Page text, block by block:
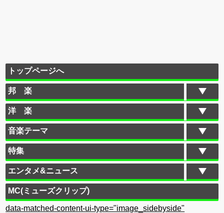
トップページへ
邦 楽
洋 楽
音楽テーマ
特集
エンタメ&ニュース
MC(ミューズクリップ)
data-matched-content-ui-type="image_sidebyside"